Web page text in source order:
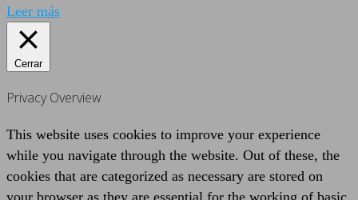
Leer más
Cerrar
Privacy Overview
This website uses cookies to improve your experience
while you navigate through the website. Out of these, the
cookies that are categorized as necessary are stored on
your browser as they are essential for the working of basic